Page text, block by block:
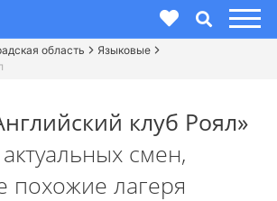
область
Языковые
клуб Роял»
смен,
похожие лагеря